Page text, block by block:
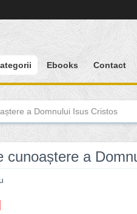
Ebooks Contact
a Domnului Isus Cristos
cunoaștere a